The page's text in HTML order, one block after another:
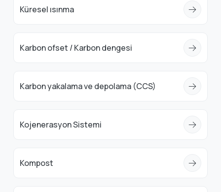
Küresel ısınma
Karbon ofset / Karbon dengesi
Karbon yakalama ve depolama (CCS)
Kojenerasyon Sistemi
Kompost